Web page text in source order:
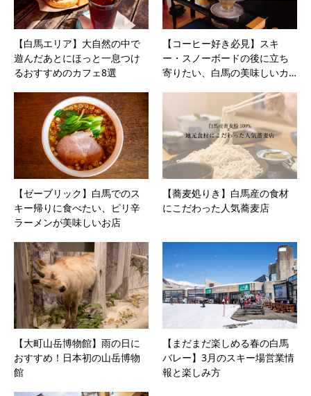
【白馬エリア】大自然の中で
遊んだあとにほっと一息つけ
るおすすめのカフェ8選
【コーヒー好き必見】スキ
ー・スノーボードの後に立ち
寄りたい、白馬の美味しいカ…
【ゼーブリック】白馬でのス
キー帰りに食べたい、ピリ辛
ラーメンが美味しいお店
【蕎麦処りき】白馬産の食材
にこだわった人気蕎麦店
【大町山岳博物館】雨の日に
おすすめ！日本初の山岳博物
館
【まだまだ楽しめる春の白馬
バレー】3月のスキー場営業情
報と楽しみ方